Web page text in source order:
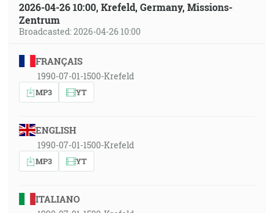
2026-04-26 10:00, Krefeld, Germany, Missions-
Zentrum
Broadcasted: 2026-04-26 10:00
FRANÇAIS
1990-07-01-1500-Krefeld
MP3 YT
ENGLISH
1990-07-01-1500-Krefeld
MP3 YT
ITALIANO